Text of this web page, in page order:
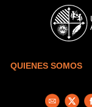
Skip to main content
QUIENES SOMOS